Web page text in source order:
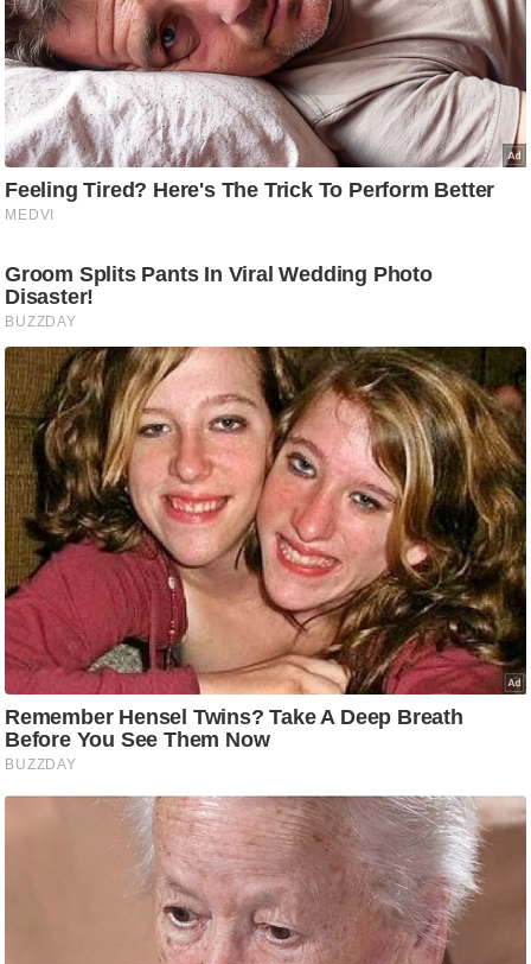
g
N
e
w
s
ला
इ
स्टा
इ
ल
टे
क्नॉ
लॉ
जी
ब्यू
टी
/
फै
श
न
घ
रे
लू
नु
स्खे